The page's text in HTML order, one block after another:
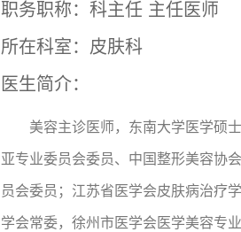
职务职称：科主任 主任医师
所在科室：皮肤科
医生简介：
美容主诊医师，东南大学医学硕
亚专业委员会委员、中国整形美容协
员会委员；江苏省医学会皮肤病治疗
学会常委，徐州市医学会医学美容专